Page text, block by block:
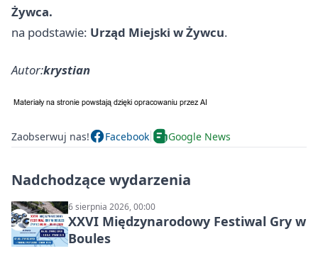
Żywca.
na podstawie: Urząd Miejski w Żywcu.
Autor:krystian
Zaobserwuj nas! Facebook Google News
Nadchodzące wydarzenia
6 sierpnia 2026, 00:00
XXVI Międzynarodowy Festiwal Gry w
Boules